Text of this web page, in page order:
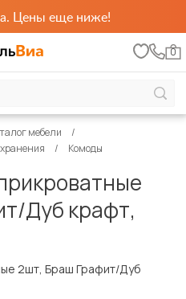
Цены еще ниже!
0
мебели
Комоды
Дуб крафт,